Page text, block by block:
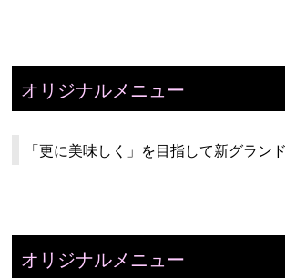
オリジナルメニュー
「更に美味しく」を目指して新グラン
オリジナルメニュー